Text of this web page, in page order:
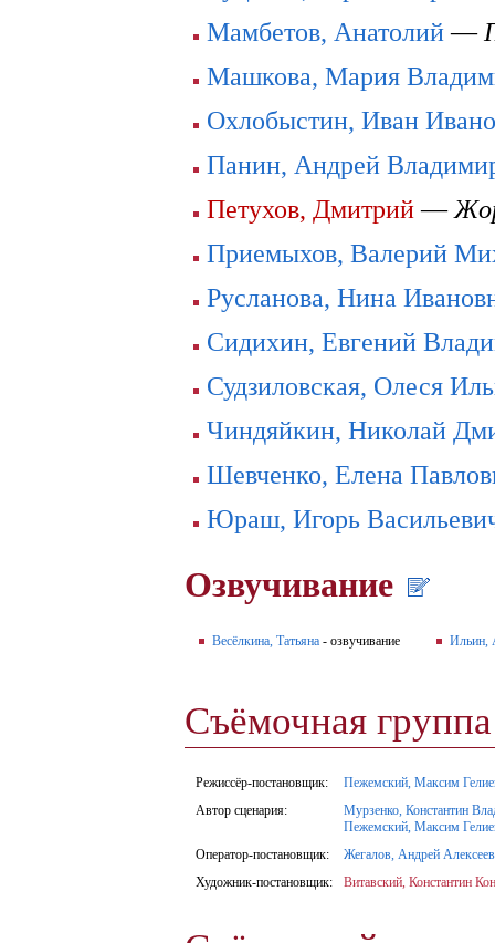
Мамбетов, Анатолий—
Машкова, Мария
Охлобыстин, Иван
Панин, Андрей
Петухов, Дмитрий—
Приемыхов, Валерий
Русланова, Нина
Сидихин, Евгений
Судзиловская, Олеся
Чиндяйкин, Николай
Шевченко, Елена
Юраш, Игорь
Озвучивание
Весёлкина, Татьяна - озвучивание Ильин,
Съёмочная
Режиссёр-постановщик:
Пежемский, Максим
Автор сценария:
Мурзенко, Константин
Пежемский, Максим
Оператор-постановщик:
Жегалов, Андрей
Художник-постановщик:
Витавский, Константин